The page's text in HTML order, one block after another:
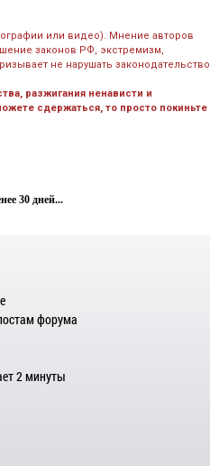
или видео). Мнение авторов
законов РФ, экстремизм,
не нарушать законодательство
разжигания ненависти и
сдержаться, то просто покиньте
30 дней...
форума
2 минуты